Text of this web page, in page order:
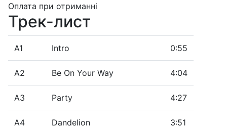
Оплата при отриманні
Трек-лист
A1 Intro 0:55
A2 Be On Your Way 4:04
A3 Party 4:27
A4 Dandelion 3:51